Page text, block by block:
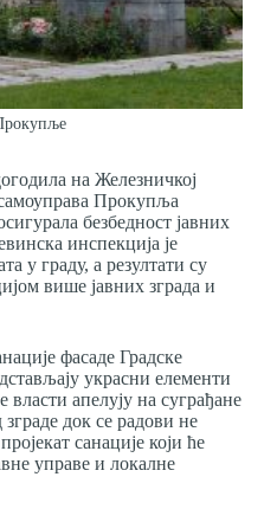
на Железничкој
Прокупља
безбедност јавних
инспекција је
у граду, а резултати су
више јавних зграда и
фасаде Градске
украсни елементи
апелују на суграђане
док се радови не
санације који ће
управе и локалне